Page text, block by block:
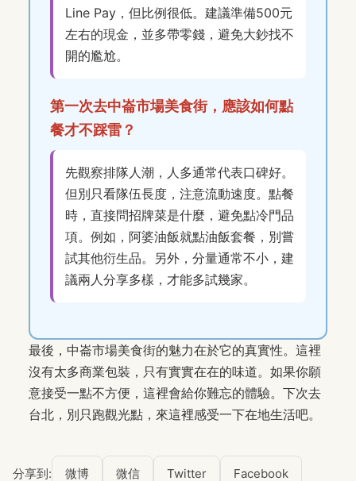
Line Pay，但比例很低。建議準備500元
左右的現金，並多帶零錢，避免大鈔找不
開的尷尬。
第一次去中崙市場美食街，應該如何點
餐才不踩雷？
先觀察排隊人潮，人多通常代表口碑好。
但別只看隊伍長度，注意流動速度。點餐
時，直接問招牌菜是什麼，避免點冷門品
項。例如，阿婆油飯就點油飯套餐，別嘗
試其他衍生品。另外，分量通常不小，建
議兩人分享多樣，才能多試幾家。
最後，中崙市場美食街的魅力在於它的真實性。這裡
沒有太多商業包裝，只有實實在在的味道。如果你願
意接受一點不方便，這裡會給你難忘的體驗。下次去
台北，別只跑觀光點，來這裡感受一下在地生活吧。
分享到: 微博 微信 Twitter Facebook